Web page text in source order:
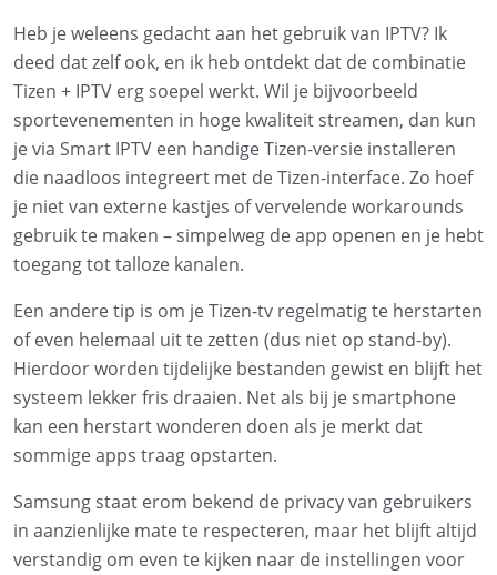
Heb je weleens gedacht aan het gebruik van IPTV? Ik
deed dat zelf ook, en ik heb ontdekt dat de combinatie
Tizen + IPTV erg soepel werkt. Wil je bijvoorbeeld
sportevenementen in hoge kwaliteit streamen, dan kun
je via Smart IPTV een handige Tizen-versie installeren
die naadloos integreert met de Tizen-interface. Zo hoef
je niet van externe kastjes of vervelende workarounds
gebruik te maken – simpelweg de app openen en je hebt
toegang tot talloze kanalen.
Een andere tip is om je Tizen-tv regelmatig te herstarten
of even helemaal uit te zetten (dus niet op stand-by).
Hierdoor worden tijdelijke bestanden gewist en blijft het
systeem lekker fris draaien. Net als bij je smartphone
kan een herstart wonderen doen als je merkt dat
sommige apps traag opstarten.
Samsung staat erom bekend de privacy van gebruikers
in aanzienlijke mate te respecteren, maar het blijft altijd
verstandig om even te kijken naar de instellingen voor